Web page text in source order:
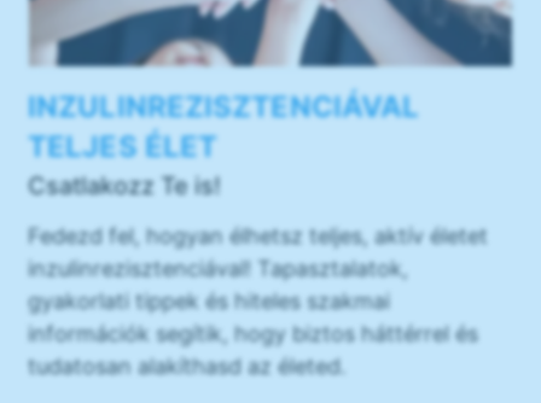
INZULINREZISZTENCIÁVAL
TELJES ÉLET
Csatlakozz Te is!
Fedezd fel, hogyan élhetsz teljes, aktív életet
inzulinrezisztenciával! Tapasztalatok,
gyakorlati tippek és hiteles szakmai
információk segítik, hogy biztos háttérrel és
tudatosan alakíthasd az életed.